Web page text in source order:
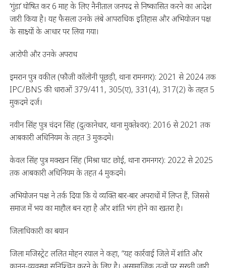
‘गुंडा’ घोषित कर 6 माह के लिए नैनीताल जनपद से निष्कासित करने का आदेश
जारी किया है। यह फैसला उनके लंबे आपराधिक इतिहास और अभियोजन पक्ष
के साक्ष्यों के आधार पर लिया गया।
आरोपी और उनके अपराध
इमरान पुत्र वकील (फौजी कॉलोनी पूछड़ी, थाना रामनगर): 2021 से 2024 तक
IPC/BNS की धाराओं 379/411, 305(ए), 331(4), 317(2) के तहत 5
मुकदमे दर्ज।
नवीन सिंह पुत्र चंदन सिंह (दुत्कानेधार, थाना मुक्तेश्वर): 2016 से 2021 तक
आबकारी अधिनियम के तहत 3 मुकदमे।
केवल सिंह पुत्र मक्खन सिंह (मिश्रा घाट छोई, थाना रामनगर): 2022 से 2025
तक आबकारी अधिनियम के तहत 4 मुकदमे।
अभियोजन पक्ष ने तर्क दिया कि ये व्यक्ति बार-बार अपराधों में लिप्त हैं, जिससे
समाज में भय का माहौल बन रहा है और शांति भंग होने का खतरा है।
जिलाधिकारी का बयान
जिला मजिस्ट्रेट ललित मोहन रयाल ने कहा, “यह कार्रवाई जिले में शांति और